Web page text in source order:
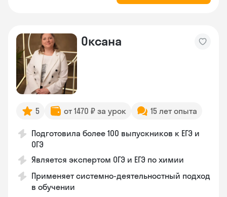
Оксана
5 от 1470 ₽ за урок 15 лет опыта
Подготовила более 100 выпускников к ЕГЭ и
ОГЭ
Является экспертом ОГЭ и ЕГЭ по химии
Применяет системно-деятельностный подход
в обучении